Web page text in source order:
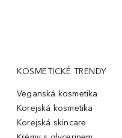
KOSMETICKÉ TRENDY
Veganská kosmetika
Korejská kosmetika
Korejská skincare